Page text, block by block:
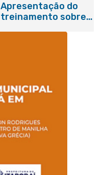
Apresentação do
treinamento sobre